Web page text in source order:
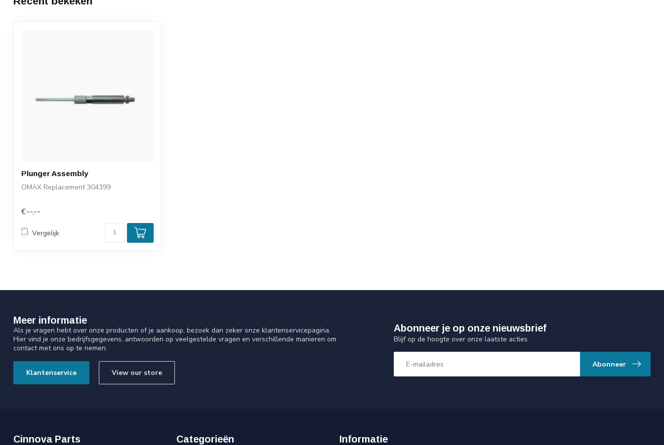
Plunger Assembly
OMAX Replacement 304399
€--,--
Vergelijk
Meer informatie
Als je vragen hebt over onze producten of je aankoop, bezoek dan zeker onze klantenservicepagina.
Hier vind je onze bedrijfsgegevens, antwoorden op veelgestelde vragen en verschillende manieren om
contact met ons op te nemen.
Klantenservice View our store
Abonneer je op onze nieuwsbrief
Blijf op de hoogte over onze laatste acties
Abonneer
Cinnova Parts Categorieën Informatie